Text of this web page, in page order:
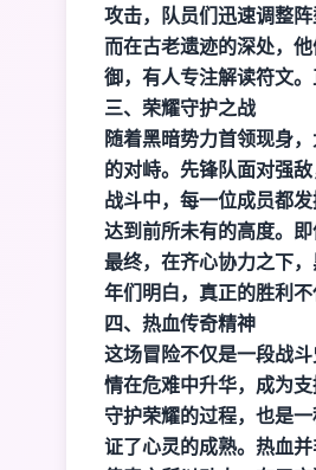
攻击，队员们迅速调整
而在古老遗迹的深处，
御，有人专注解读符文
三、荣耀守护之战
随着黑暗势力首领现身
的对峙。先锋队面对强
战斗中，每一位成员都
达到前所未有的高度。
最终，在齐心协力之下
年们明白，真正的胜利
四、热血传奇精神
这场冒险不仅是一段战
情在危难中升华，成为
守护荣耀的过程，也是
证了心灵的成熟。热血